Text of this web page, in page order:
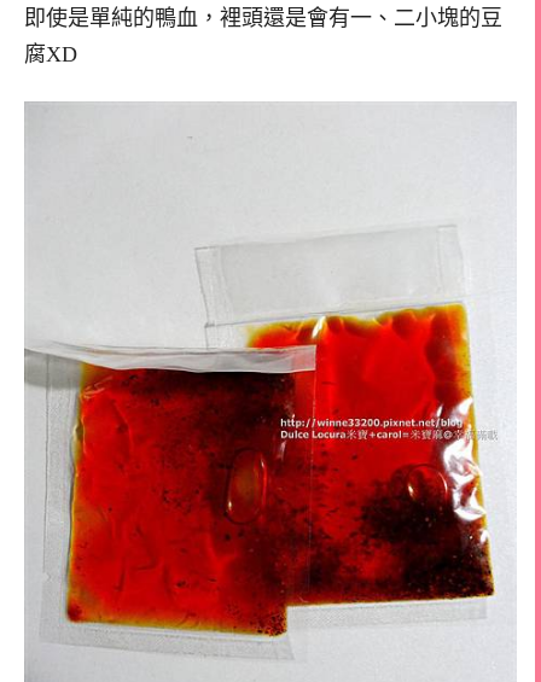
即使是單純的鴨血，裡頭還是會有一、二小塊的豆
腐XD